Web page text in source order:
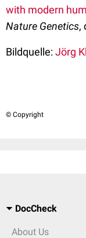
with modern
Nature Genetics,
Bildquelle:Jörg
© Copyright
DocCheck
About Us